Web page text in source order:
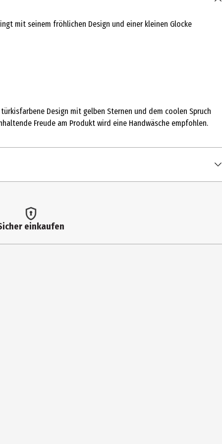
mit seinem fröhlichen Design und einer kleinen Glocke
Design mit gelben Sternen und dem coolen Spruch
Freude am Produkt wird eine Handwäsche empfohlen.
einkaufen